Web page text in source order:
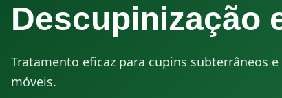
Descupinização
Tratamento eficaz para cupins subterrâneos
móveis.